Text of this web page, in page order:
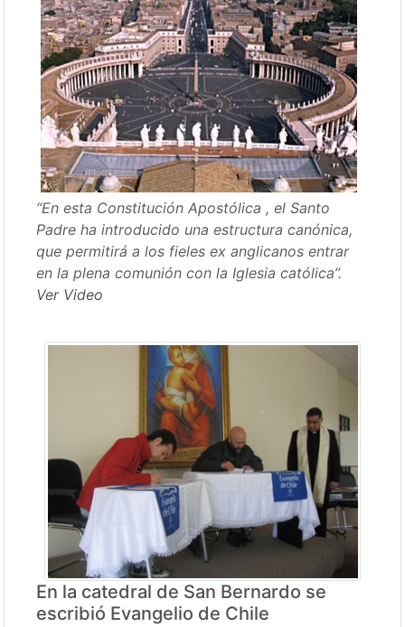
“En esta Constitución Apostólica , el Santo
Padre ha introducido una estructura canónica,
que permitirá a los fieles ex anglicanos entrar
en la plena comunión con la Iglesia católica”.
Ver Video
En la catedral de San Bernardo se
escribió Evangelio de Chile